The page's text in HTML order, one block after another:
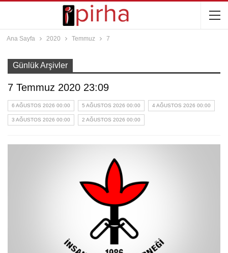
Ana Sayfa 2020 Temmuz 7
Günlük Arşivler
7 Temmuz 2020 23:09
6 AĞUSTOS 2026 00:00 5 AĞUSTOS 2026 00:00 4 AĞUSTOS 2026 00:00
3 AĞUSTOS 2026 00:00 2 AĞUSTOS 2026 00:00